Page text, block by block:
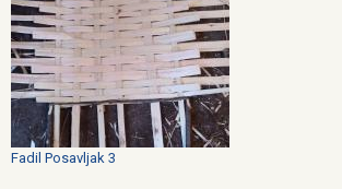
Fadil Posavljak 3